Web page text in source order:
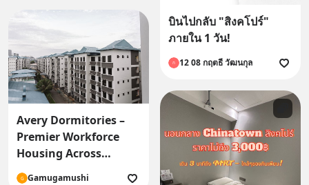
บินไปกลับ "สิงคโปร์"
ภายใน 1 วัน!
ก 12 08 กฤตธี วัฒนกุล
Avery Dormitories –
Premier Workforce
Housing Across
Singapore
G Gamugamushi